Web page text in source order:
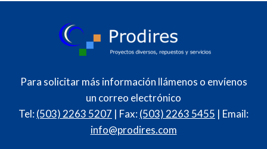
Para solicitar más información llámenos o envíenos
un correo electrónico
Tel:(503) 2263 5207 | Fax:(503) 2263 5455 | Email:
info@prodires.com